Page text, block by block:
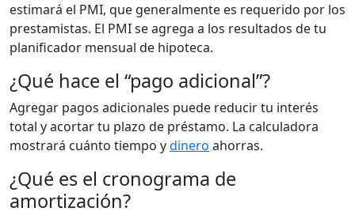
estimará el PMI, que generalmente es requerido por los
prestamistas. El PMI se agrega a los resultados de tu
planificador mensual de hipoteca.
¿Qué hace el “pago adicional”?
Agregar pagos adicionales puede reducir tu interés
total y acortar tu plazo de préstamo. La calculadora
mostrará cuánto tiempo ydinero ahorras.
¿Qué es el cronograma de
amortización?